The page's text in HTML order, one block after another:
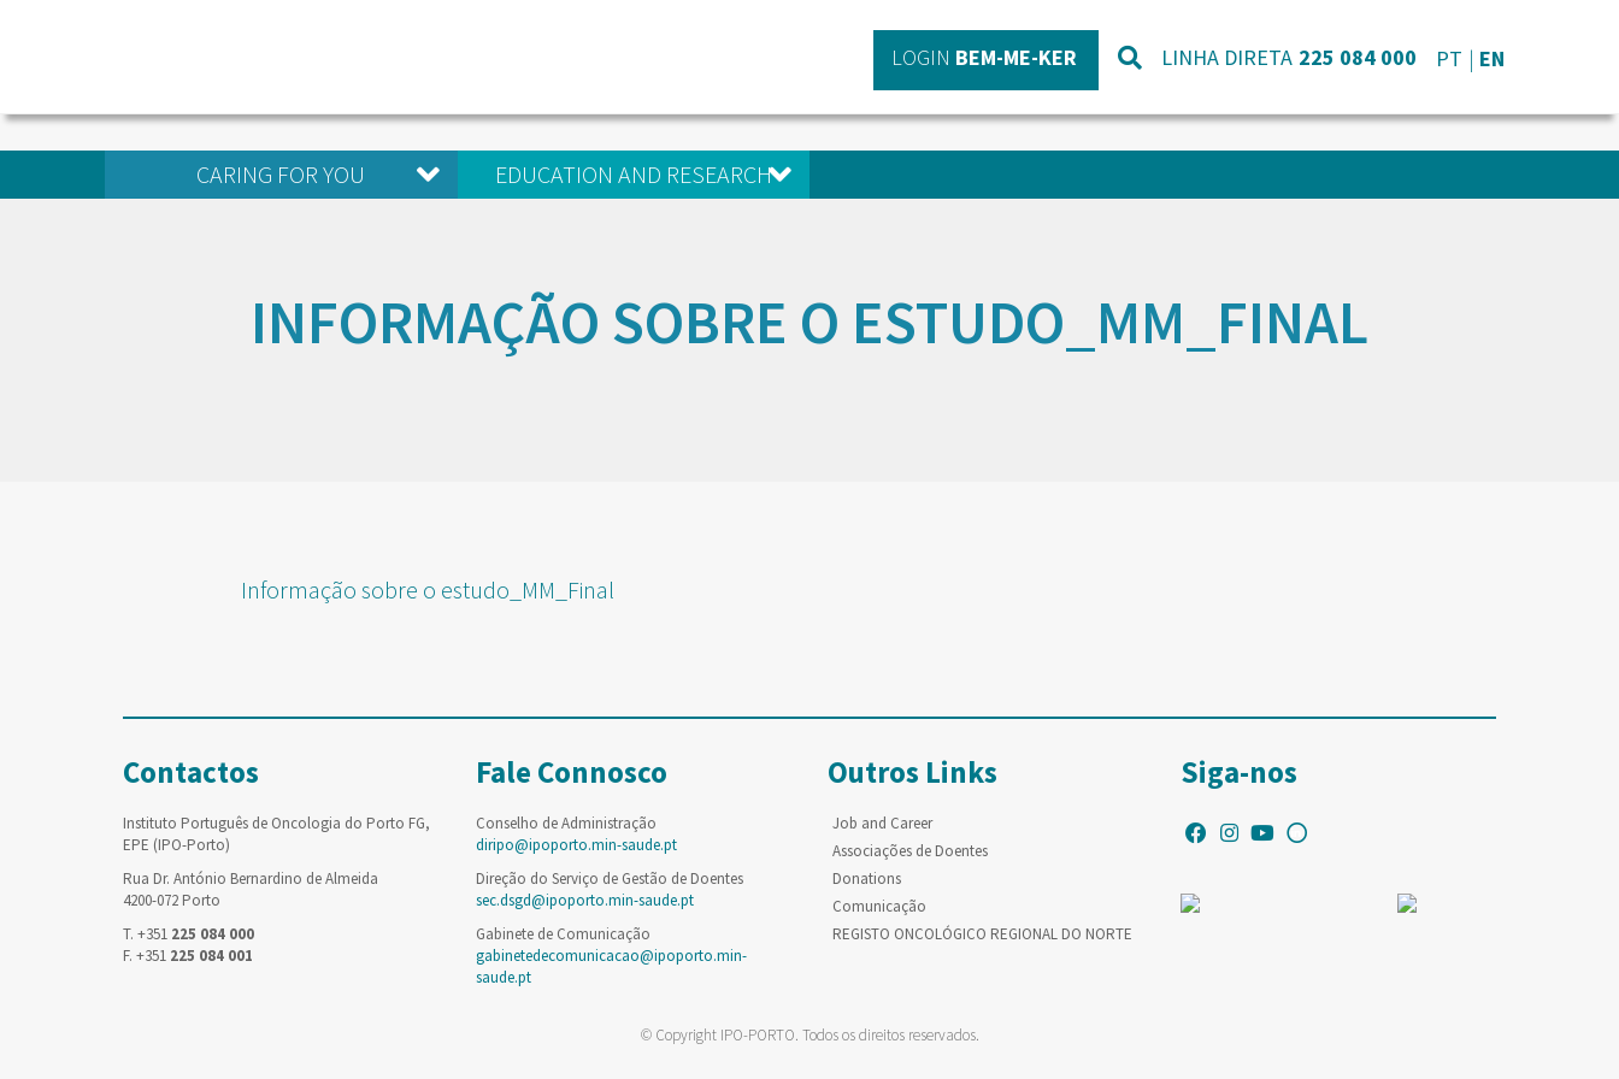
LOGIN BEM-ME-KER LINHA DIRETA 225 084 000 PT EN
CARING FOR YOU EDUCATION AND RESEARCH
INFORMAÇÃO SOBRE O ESTUDO_MM_FINAL
Informação sobre o estudo_MM_Final
Contactos
Instituto Português de Oncologia do Porto FG,
EPE (IPO-Porto)
Rua Dr. António Bernardino de Almeida
4200-072 Porto
T. +351 225 084 000
F. +351 225 084 001
Fale Connosco
Conselho de Administração
diripo@ipoporto.min-saude.pt
Direção do Serviço de Gestão de Doentes
sec.dsgd@ipoporto.min-saude.pt
Gabinete de Comunicação
gabinetedecomunicacao@ipoporto.min-
saude.pt
Outros Links
Job and Career
Associações de Doentes
Donations
Comunicação
REGISTO ONCOLÓGICO REGIONAL DO NORTE
Siga-nos
© Copyright IPO-PORTO. Todos os direitos reservados.